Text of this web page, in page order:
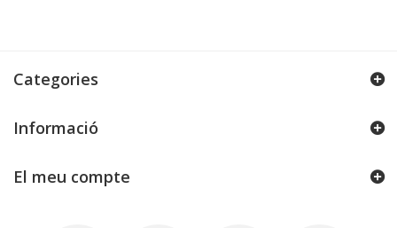
Categories
Informació
El meu compte